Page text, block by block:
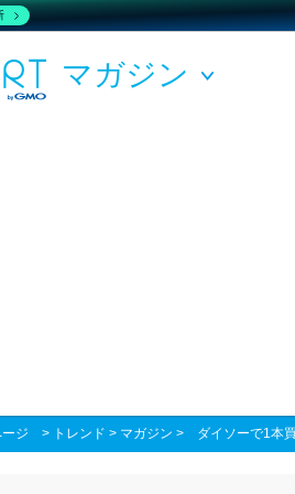
マガジン
ジ > トレンド > マガジン > ダイソーで1本